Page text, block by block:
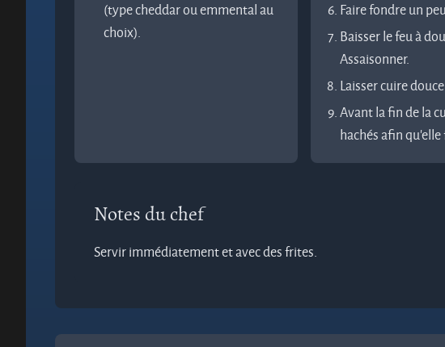
(type cheddar ou emmental au
choix).
Faire fondre un
Baisser le feu à
Assaisonner.
Laisser cuire
Avant la fin de la
hachés afin
Notes du chef
Servir immédiatement et avec des frites.